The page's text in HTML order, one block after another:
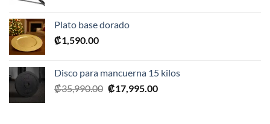
era:
Plato base dorado
₡1,590.00
Disco para mancuerna 15 kilos
₡35,990.00 El
₡17,995.00El